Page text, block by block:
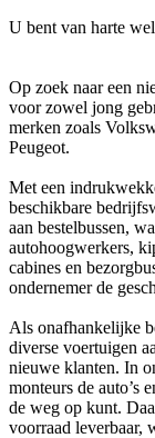
U bent van harte
Op zoek naar een
voor zowel jong
merken zoals
Peugeot.
Met een
beschikbare
aan bestelbussen,
autohoogwerkers,
cabines en
ondernemer de
Als onafhankelijke
diverse voertuigen
nieuwe klanten. In
monteurs de auto’s
de weg op kunt.
voorraad leverbaar,